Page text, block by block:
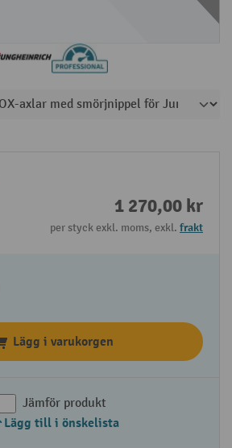
1 270,00 kr
per styck exkl. moms, exkl. frakt
Lägg i varukorgen
Jämför produkt
Lägg till i önskelista